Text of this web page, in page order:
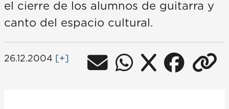
el cierre de los alumnos de guitarra y
canto del espacio cultural.
26.12.2004 [+]